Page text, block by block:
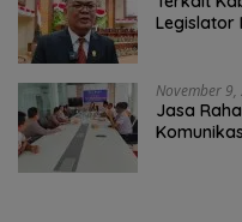
Legislator
November 9,
Jasa